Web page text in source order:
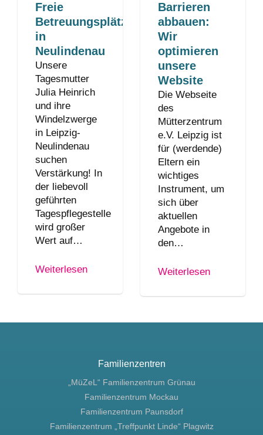
Freie
Betreuungsplätze
in
Neulindenau
Unsere
Tagesmutter
Julia Heinrich
und ihre
Windelzwerge
in Leipzig-
Neulindenau
suchen
Verstärkung! In
der liebevoll
geführten
Tagespflegestelle
wird großer
Wert auf…
Weiterlesen
Barrieren
abbauen:
Wir
optimieren
unsere
Website
Die Webseite
des
Mütterzentrum
e.V. Leipzig ist
für (werdende)
Eltern ein
wichtiges
Instrument, um
sich über
aktuellen
Angebote in
den…
Weiterlesen
Familienzentren
„MüZeL“ Familienzentrum Grünau
Familienzentrum Mockau
Familienzentrum Paunsdorf
Familienzentrum „Treffpunkt Linde“ Plagwitz